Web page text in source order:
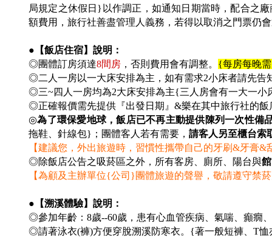
局規定之休假日}以作調正，如通知日期當時，配合之
額費用，旅行社善盡管理人義務，若得以取消之門票仍
●【飯店住宿】說明：
◎團體訂房須達8間房 ，否則費用會有調整。 {每房每晚
◎二人一房以一大床安排為主，如有需求2小床者請先告
◎三~四人一房均為2大床安排為主{三人房會有一大一
◎正確報價需先提供『出發日期』&樂在其中旅行社的
◎為了環保愛地球，飯店已不再主動提供陳列一次性備
拖鞋、針線包}；團體客人若有需要， 請客人另至櫃台索
【建議您，外出旅遊時，習慣性攜帶自己的牙刷&牙膏&
◎除飯店公告之吸菸區之外，所有客房、廁所、陽台與
【為顧及主辦單位{公司}團體旅遊的聲譽，敬請遵守禁
●【溯溪體驗】說明：
◎參加年齡：8歲--60歲，患有心血管疾病、氣喘、癲癇
◎請著泳衣(褲)方便穿脫溯溪防寒衣。{著一般短褲、T恤